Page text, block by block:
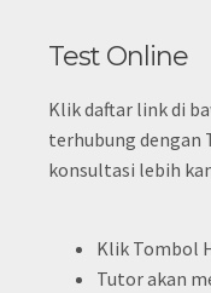
Test Online
Klik daftar link di
terhubung dengan
konsultasi lebih
Klik Tombol
Tutor akan